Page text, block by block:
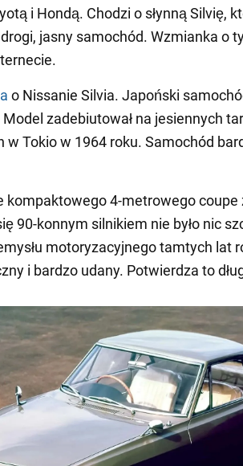
i Hondą. Chodzi o słynną Silvię,
jasny samochód. Wzmianka o
o Nissanie Silvia. Japoński
Model zadebiutował na jesiennych
w Tokio w 1964 roku. Samochód
kompaktowego 4-metrowego coupe
90-konnym silnikiem nie było nic
motoryzacyjnego tamtych lat
i bardzo udany. Potwierdza to